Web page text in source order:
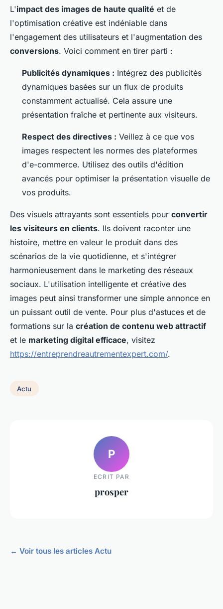
L'impact des images de haute qualité et de
l'optimisation créative est indéniable dans
l'engagement des utilisateurs et l'augmentation des
conversions. Voici comment en tirer parti :
Publicités dynamiques : Intégrez des publicités
dynamiques basées sur un flux de produits
constamment actualisé. Cela assure une
présentation fraîche et pertinente aux visiteurs.
Respect des directives : Veillez à ce que vos
images respectent les normes des plateformes
d'e-commerce. Utilisez des outils d'édition
avancés pour optimiser la présentation visuelle de
vos produits.
Des visuels attrayants sont essentiels pour convertir
les visiteurs en clients. Ils doivent raconter une
histoire, mettre en valeur le produit dans des
scénarios de la vie quotidienne, et s'intégrer
harmonieusement dans le marketing des réseaux
sociaux. L'utilisation intelligente et créative des
images peut ainsi transformer une simple annonce en
un puissant outil de vente. Pour plus d'astuces et de
formations sur la création de contenu web attractif
et le marketing digital efficace, visitez
https://entreprendreautrementexpert.com/.
Actu
P
ECRIT PAR
prosper
← Voir tous les articles Actu